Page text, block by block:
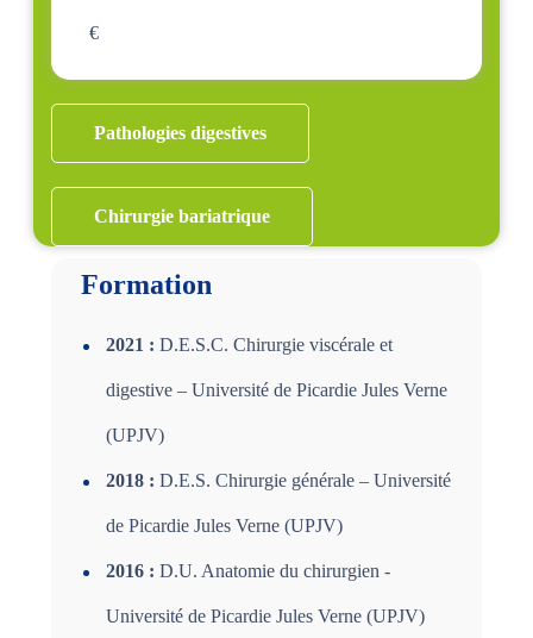
€
Pathologies digestives
Chirurgie bariatrique
Formation
2021 : D.E.S.C. Chirurgie viscérale et
digestive – Université de Picardie Jules Verne
(UPJV)
2018 : D.E.S. Chirurgie générale – Université
de Picardie Jules Verne (UPJV)
2016 : D.U. Anatomie du chirurgien -
Université de Picardie Jules Verne (UPJV)